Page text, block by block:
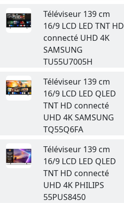
Téléviseur 139 cm
16/9 LCD LED TNT HD
connecté UHD 4K
SAMSUNG
TU55U7005H
Téléviseur 139 cm
16/9 LCD LED QLED
TNT HD connecté
UHD 4K SAMSUNG
TQ55Q6FA
Téléviseur 139 cm
16/9 LCD LED QLED
TNT HD connecté
UHD 4K PHILIPS
55PUS8450